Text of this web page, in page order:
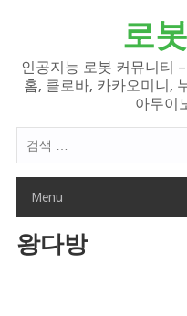
로
인공지능 로봇 커뮤니티
홈, 클로바, 카카오미니,
아두이
색
Menu
왕다방